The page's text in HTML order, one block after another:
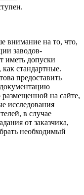
внимание на то, что,
заводов-
иметь допуски
стандартные.
предоставить
на сайте,
исследования
в случае
от заказчика,
необходимый